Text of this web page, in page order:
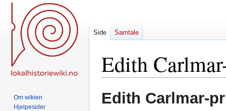
Edith
Hopp
til
Hopp
til
Edith Carlmar-
Side Samtale
Om wikien
Hjelpesider